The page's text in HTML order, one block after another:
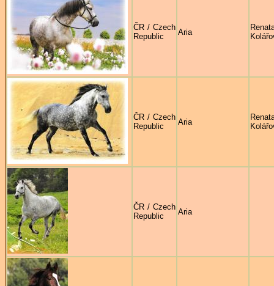
ČR / Czech
Republic
Aria
ČR / Czech
Republic
Aria
ČR / Czech
Republic
Aria